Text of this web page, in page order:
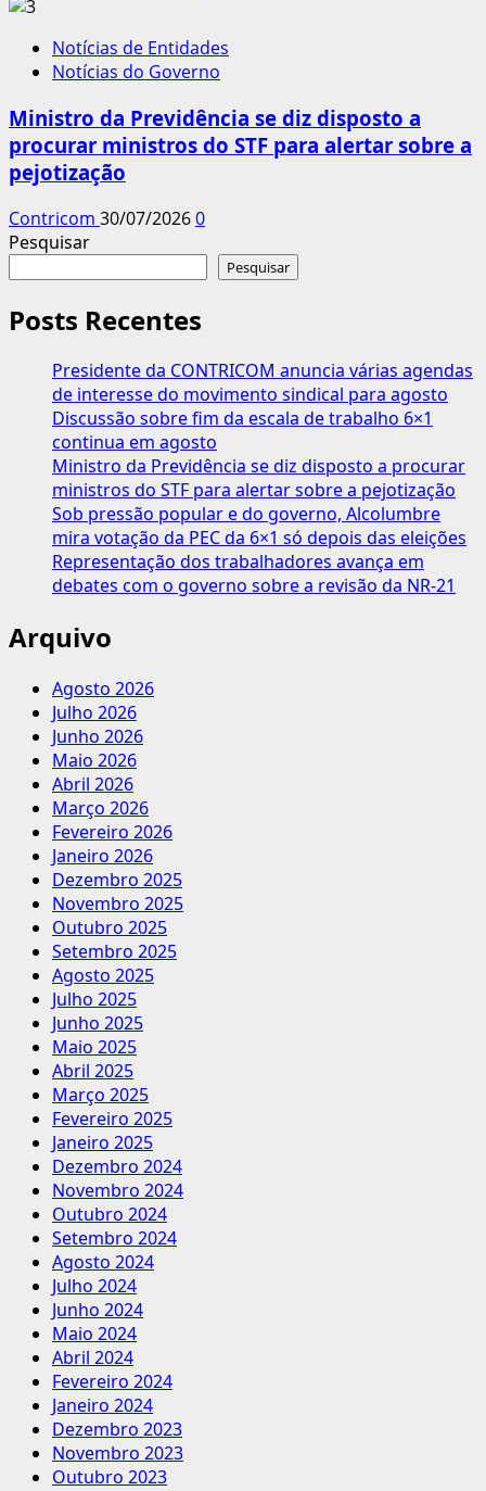
Notícias de Entidades
Notícias do Governo
Ministro da Previdência se diz disposto a
procurar ministros do STF para alertar sobre a
pejotização
Contricom 30/07/20260
Pesquisar
Pesquisar
Posts Recentes
Presidente da CONTRICOM anuncia várias agendas
de interesse do movimento sindical para agosto
Discussão sobre fim da escala de trabalho 6×1
continua em agosto
Ministro da Previdência se diz disposto a procurar
ministros do STF para alertar sobre a pejotização
Sob pressão popular e do governo, Alcolumbre
mira votação da PEC da 6×1 só depois das eleições
Representação dos trabalhadores avança em
debates com o governo sobre a revisão da NR-21
Arquivo
Agosto 2026
Julho 2026
Junho 2026
Maio 2026
Abril 2026
Março 2026
Fevereiro 2026
Janeiro 2026
Dezembro 2025
Novembro 2025
Outubro 2025
Setembro 2025
Agosto 2025
Julho 2025
Junho 2025
Maio 2025
Abril 2025
Março 2025
Fevereiro 2025
Janeiro 2025
Dezembro 2024
Novembro 2024
Outubro 2024
Setembro 2024
Agosto 2024
Julho 2024
Junho 2024
Maio 2024
Abril 2024
Fevereiro 2024
Janeiro 2024
Dezembro 2023
Novembro 2023
Outubro 2023